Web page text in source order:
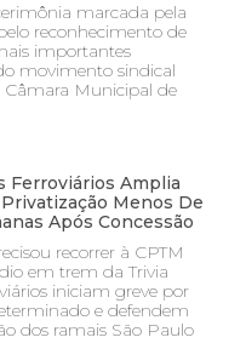
marcada pela
reconhecimento de
importantes
movimento sindical
Câmara Municipal de
Ferroviários Amplia
Menos De
Após Concessão
recorrer à CPTM
em trem da Trivia
iniciam greve por
e defendem
dos ramais São Paulo